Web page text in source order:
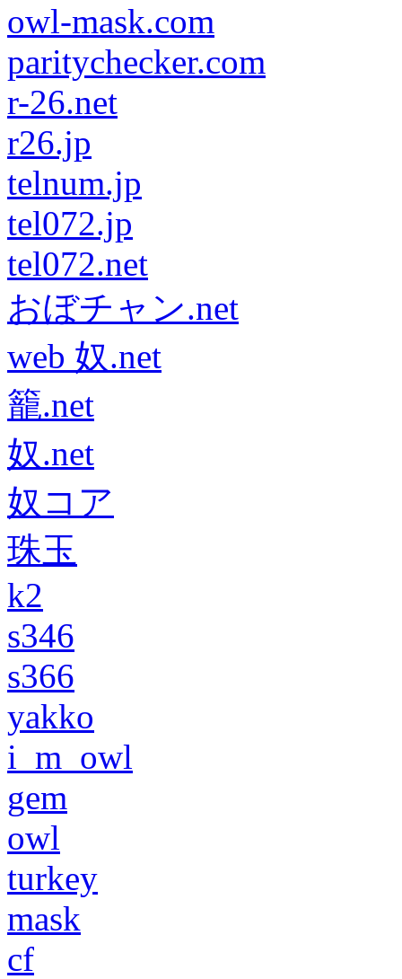
owl-mask.com
paritychecker.com
r-26.net
r26.jp
telnum.jp
tel072.jp
tel072.net
おぼチャン.net
web 奴.net
籠.net
奴.net
奴コア
珠玉
k2
s346
s366
yakko
i_m_owl
gem
owl
turkey
mask
cf